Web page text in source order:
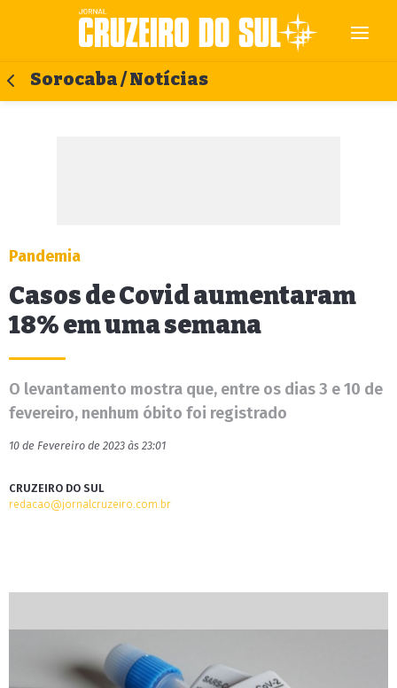
Sorocaba / Notícias
Pandemia
Casos de Covid aumentaram
18% em uma semana
O levantamento mostra que, entre os dias 3 e 10 de
fevereiro, nenhum óbito foi registrado
10 de Fevereiro de 2023 às 23:01
CRUZEIRO DO SUL
redacao@jornalcruzeiro.com.br